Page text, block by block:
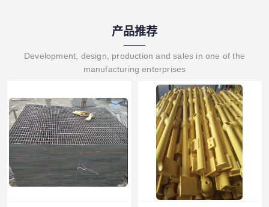
产品推荐
Development, design, production and sales in one of the
manufacturing enterprises